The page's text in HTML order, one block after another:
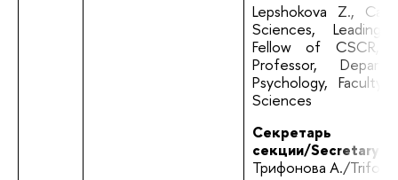
Lepshokova Z.,
Sciences, Leading
Fellow of CSCR,
Professor,
Psychology, Faculty
Sciences
Секретарь
секции/Secretary:
Трифонова А./